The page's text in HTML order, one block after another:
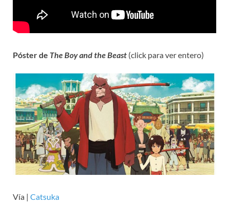
Póster de The Boy and the Beast (click para ver entero)
Vía | Catsuka